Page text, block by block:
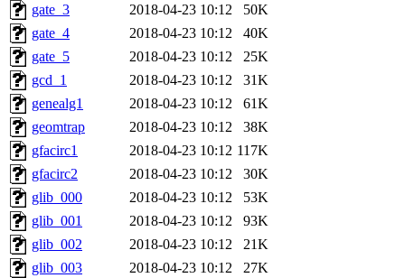
gate_3
2018-04-23 10:12
50K
gate_4
2018-04-23 10:12
40K
gate_5
2018-04-23 10:12
25K
gcd_1
2018-04-23 10:12
31K
genealg1
2018-04-23 10:12
61K
geomtrap
2018-04-23 10:12
38K
gfacirc1
2018-04-23 10:12 117K
gfacirc2
2018-04-23 10:12
30K
glib_000
2018-04-23 10:12
53K
glib_001
2018-04-23 10:12
93K
glib_002
2018-04-23 10:12
21K
glib_003
2018-04-23 10:12
27K